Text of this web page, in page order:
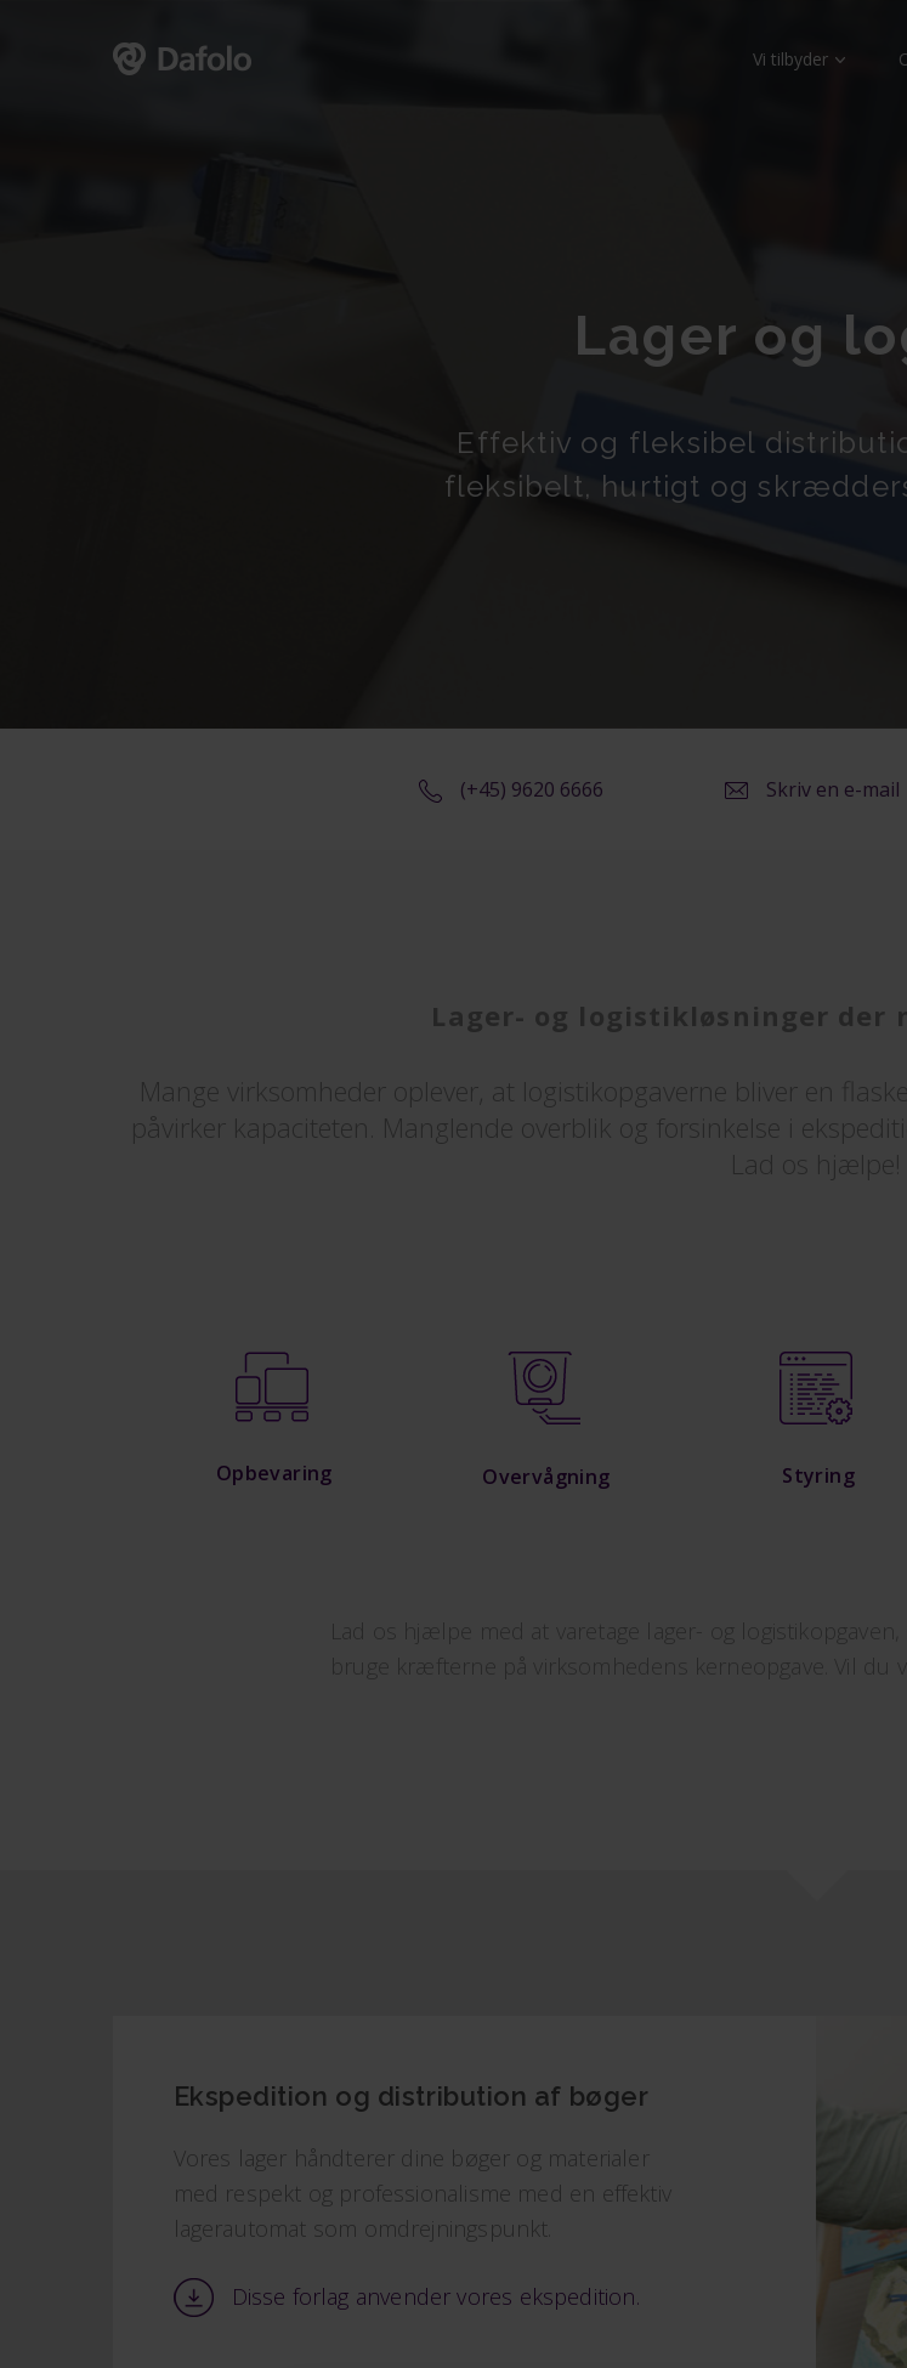
Vi tilbyder
Lager og
Effektiv og fleksibel
fleksibelt, hurtigt og
(+45) 9620 6666 Skriv en e-mail
Lager- og logistikløsninger der
Mange virksomheder oplever, at logistikopgaverne bliver en
påvirker kapaciteten. Manglende overblik og forsinkelse i
Lad os hjælpe!
Opbevaring Overvågning Styring
Lad os hjælpe med at varetage lager- og logistikopgaven,
bruge kræfterne på virksomhedens kerneopgave. Vil du
Ekspedition og distribution af bøger
Vores lager håndterer dine bøger og materialer
med respekt og professionalisme med en effektiv
lagerautomat som omdrejningspunkt.
Disse forlag anvender vores ekspedition.